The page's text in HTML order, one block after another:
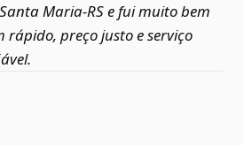
Maria‑RS e fui muito bem
preço justo e serviço